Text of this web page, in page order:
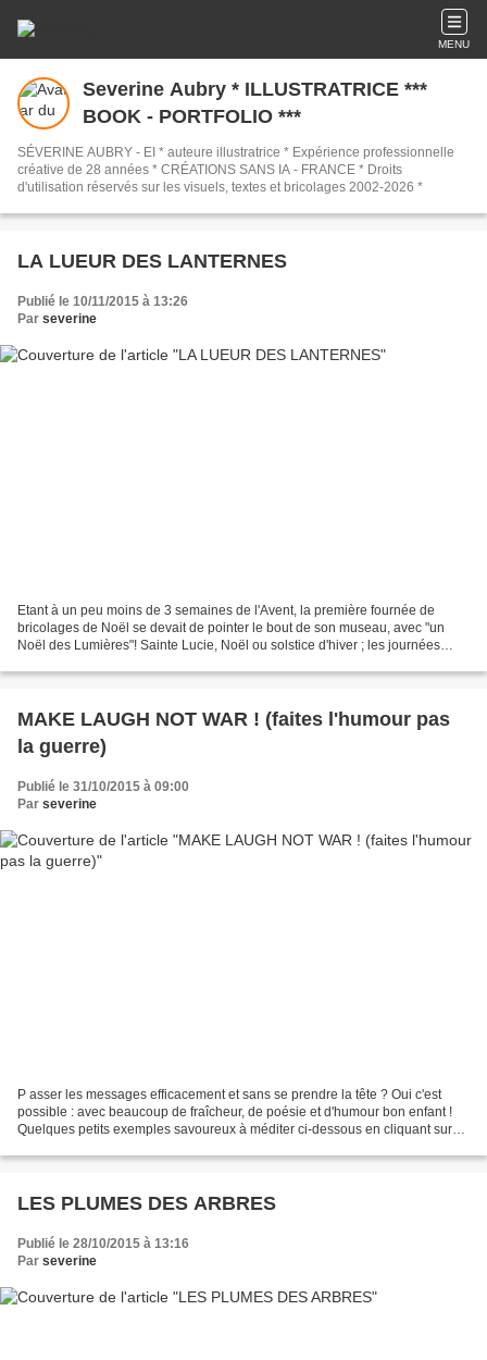
MENU
Severine Aubry * ILLUSTRATRICE ***
BOOK - PORTFOLIO ***
SÉVERINE AUBRY - EI * auteure illustratrice * Expérience professionnelle
créative de 28 années * CRÉATIONS SANS IA - FRANCE * Droits
d'utilisation réservés sur les visuels, textes et bricolages 2002-2026 *
LA LUEUR DES LANTERNES
Publié le 10/11/2015 à 13:26
Par severine
Etant à un peu moins de 3 semaines de l'Avent, la première fournée de
bricolages de Noël se devait de pointer le bout de son museau, avec "un
Noël des Lumières"! Sainte Lucie, Noël ou solstice d'hiver ; les journées
MAKE LAUGH NOT WAR ! (faites l'humour pas
la guerre)
Publié le 31/10/2015 à 09:00
Par severine
P asser les messages efficacement et sans se prendre la tête ? Oui c'est
possible : avec beaucoup de fraîcheur, de poésie et d'humour bon enfant !
Quelques petits exemples savoureux à méditer ci-dessous en cliquant sur
LES PLUMES DES ARBRES
Publié le 28/10/2015 à 13:16
Par severine